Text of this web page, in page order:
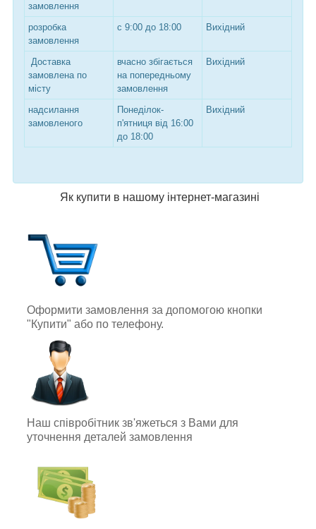
замовлення
розробка
замовлення
с 9:00 до 18:00 Вихідний
Доставка
замовлена по
місту
вчасно збігається
на попередньому
замовлення
Вихідний
надсилання
замовленого
Понеділок-
п'ятниця від 16:00
до 18:00
Вихідний
Як купити в нашому інтернет-магазині
Оформити замовлення за допомогою кнопки
"Купити" або по телефону.
Наш співробітник зв'яжеться з Вами для
уточнення деталей замовлення